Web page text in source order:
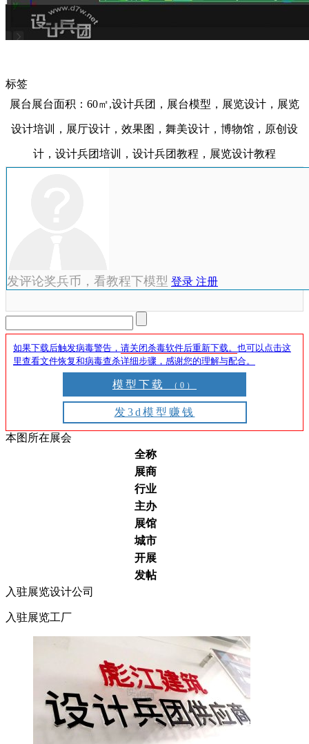
标签
展台展台面积：60㎡,设计兵团，展台模型，展览设计，展览
设计培训，展厅设计，效果图，舞美设计，博物馆，原创设
计，设计兵团培训，设计兵团教程，展览设计教程
发评论奖兵币，看教程下模型 登录 注册
如果下载后触发病毒警告， 请关闭杀毒软件后重新下载。 也可以点击这
里查看文件恢复和病毒查杀详细步骤，感谢您的理解与配合。
模型下载 （0）
发3d模型赚钱
本图所在展会
全称
展商
行业
主办
展馆
城市
开展
发帖
入驻展览设计公司
入驻展览工厂